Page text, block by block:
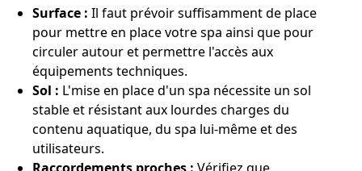
Surface : Il faut prévoir suffisamment de place
pour mettre en place votre spa ainsi que pour
circuler autour et permettre l'accès aux
équipements techniques.
Sol : L'mise en place d'un spa nécessite un sol
stable et résistant aux lourdes charges du
contenu aquatique, du spa lui-même et des
utilisateurs.